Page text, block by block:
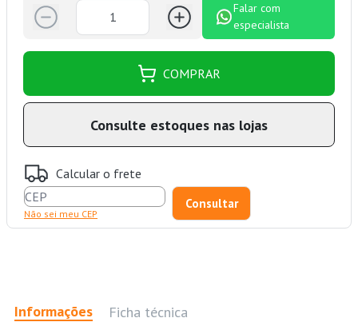
Falar com
especialista
COMPRAR
Consulte estoques nas lojas
Calcular o frete
Não sei meu CEP
Informações Ficha técnica